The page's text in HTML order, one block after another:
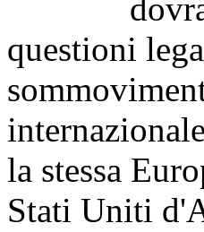
dovranno,
questioni
la stessa
Stati Uniti